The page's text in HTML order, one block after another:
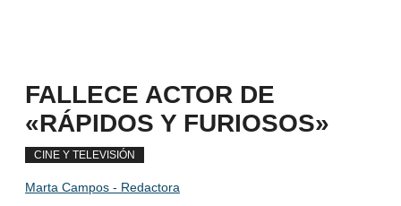
FALLECE ACTOR DE
«RÁPIDOS Y FURIOSOS»
CINE Y TELEVISIÓN
Marta Campos - Redactora